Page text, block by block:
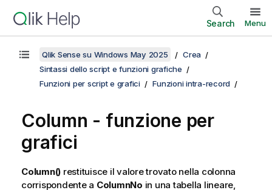
Search Menu
Qlik Sense su Windows May 2025
Crea
Sintassi dello script e funzioni grafiche
Funzioni per script e grafici
Funzioni intra-record
Column - funzione per
grafici
Column() restituisce il valore trovato nella colonna
corrispondente a ColumnNo in una tabella lineare,